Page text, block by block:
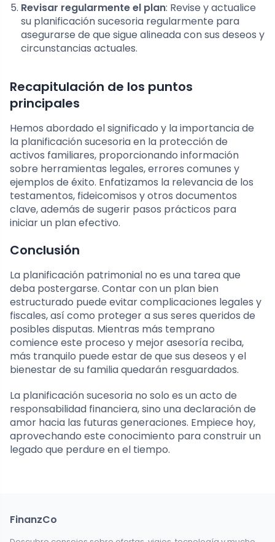
Revisar regularmente el plan: Revise y actualice
su planificación sucesoria regularmente para
asegurarse de que sigue alineada con sus deseos y
circunstancias actuales.
Recapitulación de los puntos
principales
Hemos abordado el significado y la importancia de
la planificación sucesoria en la protección de
activos familiares, proporcionando información
sobre herramientas legales, errores comunes y
ejemplos de éxito. Enfatizamos la relevancia de los
testamentos, fideicomisos y otros documentos
clave, además de sugerir pasos prácticos para
iniciar un plan efectivo.
Conclusión
La planificación patrimonial no es una tarea que
deba postergarse. Contar con un plan bien
estructurado puede evitar complicaciones legales y
fiscales, así como proteger a sus seres queridos de
posibles disputas. Mientras más temprano
comience este proceso y mejor asesoría reciba,
más tranquilo puede estar de que sus deseos y el
bienestar de su familia quedarán resguardados.
La planificación sucesoria no solo es un acto de
responsabilidad financiera, sino una declaración de
amor hacia las futuras generaciones. Empiece hoy,
aprovechando este conocimiento para construir un
legado que perdure en el tiempo.
FinanzCo